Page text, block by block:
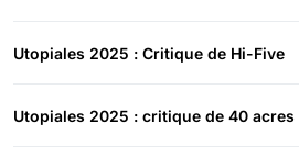
Utopiales 2025 : Critique de Hi-Five
Utopiales 2025 : critique de 40 acres